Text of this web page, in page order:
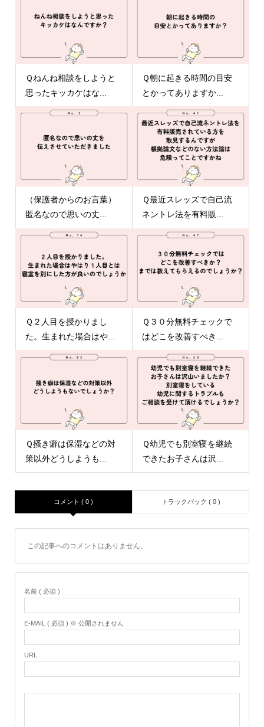
Ｑねんね相談をしようと
思ったキッカケはな...
Ｑ朝に起きる時間の目安
とかってありますか...
（保護者からのお言葉）
匿名なので思いの丈...
Ｑ最近スレッズで自己流
ネントレ法を有料販...
Ｑ２人目を授かりまし
た。生まれた場合はや...
Ｑ３０分無料チェックで
はどこを改善すべき...
Ｑ掻き癖は保湿などの対
策以外どうしようも...
Ｑ幼児でも別室寝を継続
できたお子さんは沢...
コメント ( 0 ) トラックバック ( 0 )
この記事へのコメントはありません。
名前 ( 必須 )
E-MAIL ( 必須 ) ※ 公開されません
URL